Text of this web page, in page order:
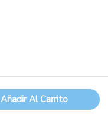
Añadir Al Carrito